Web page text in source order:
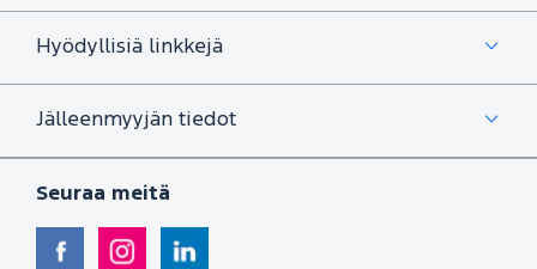
Hyödyllisiä linkkejä
Jälleenmyyjän tiedot
Seuraa meitä